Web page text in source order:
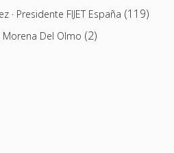
· Presidente FIJET España (119)
Morena Del Olmo (2)